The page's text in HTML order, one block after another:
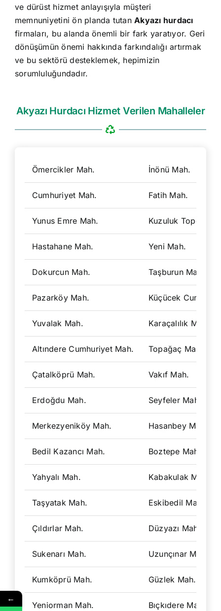
ve dürüst hizmet anlayışıyla müşteri
memnuniyetini ön planda tutanAkyazı hurdacı
firmaları, bu alanda önemli bir fark yaratıyor. Geri
dönüşümün önemi hakkında farkındalığı artırmak
ve bu sektörü desteklemek, hepimizin
sorumluluğundadır.
Akyazı Hurdacı Hizmet Verilen Mahalleler
Ömercikler Mah. İnönü Mah.
Cumhuriyet Mah. Fatih Mah.
Yunus Emre Mah. Kuzuluk
Hastahane Mah. Yeni Mah.
Dokurcun Mah. Taşburun Mah.
Pazarköy Mah. Küçücek
Yuvalak Mah. Karaçalılık Mah.
Altındere Cumhuriyet Mah. Topağaç Mah.
Çatalköprü Mah. Vakıf Mah.
Erdoğdu Mah. Seyfeler Mah.
Merkezyeniköy Mah. Hasanbey Mah.
Bedil Kazancı Mah. Boztepe Mah.
Yahyalı Mah. Kabakulak Mah.
Taşyatak Mah. Eskibedil Mah.
Çıldırlar Mah. Düzyazı Mah.
Sukenarı Mah. Uzunçınar Mah.
Kumköprü Mah. Güzlek Mah.
Yeniorman Mah. Bıçkıdere Mah.
←